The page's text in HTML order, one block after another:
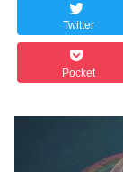
Twitter
Pocket